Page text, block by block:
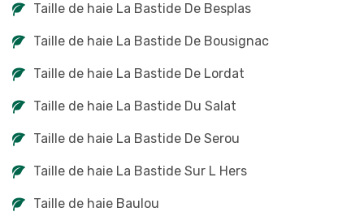
Taille de haie La Bastide De Besplas
Taille de haie La Bastide De Bousignac
Taille de haie La Bastide De Lordat
Taille de haie La Bastide Du Salat
Taille de haie La Bastide De Serou
Taille de haie La Bastide Sur L Hers
Taille de haie Baulou